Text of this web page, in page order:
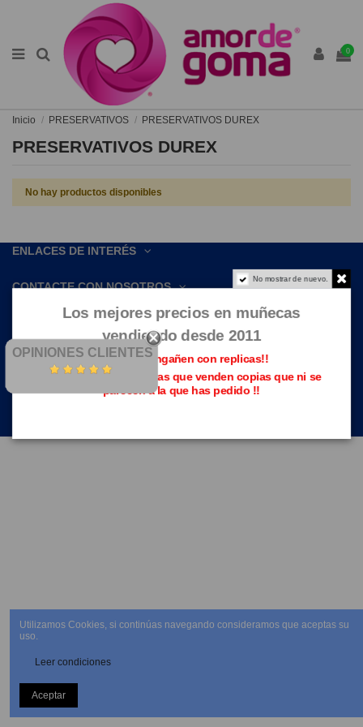
0
Inicio PRESERVATIVOS PRESERVATIVOS DUREX
PRESERVATIVOS DUREX
No hay productos disponibles
ENLACES DE INTERÉS
CONTACTE CON NOSOTROS
OPINIONES CLIENTES
No mostrar de nuevo.
Los mejores precios en muñecas
vendiendo desde 2011
Que no te engañen con replicas!!
Evita las páginas piratas que venden copias que ni se
parecen a la que has pedido !!
Utilizamos Cookies, si continúas navegando consideramos que aceptas su
uso.
Leer condiciones
Aceptar